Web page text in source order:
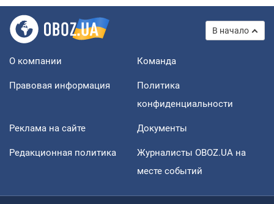
В начало
О компании Команда
Правовая информация
Политика
конфиденциальности
Реклама на сайте Документы
Редакционная политика
Журналисты OBOZ.UA на
месте событий